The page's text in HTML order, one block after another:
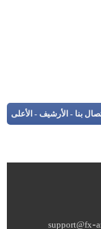
بنا - الأرشيف - الأعلى
support@fx-